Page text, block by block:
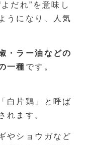
だれ”を意味し
うになり、人気
・ラー油などの
一種 です。
白片鶏」と呼ば
れます。
やショウガなど